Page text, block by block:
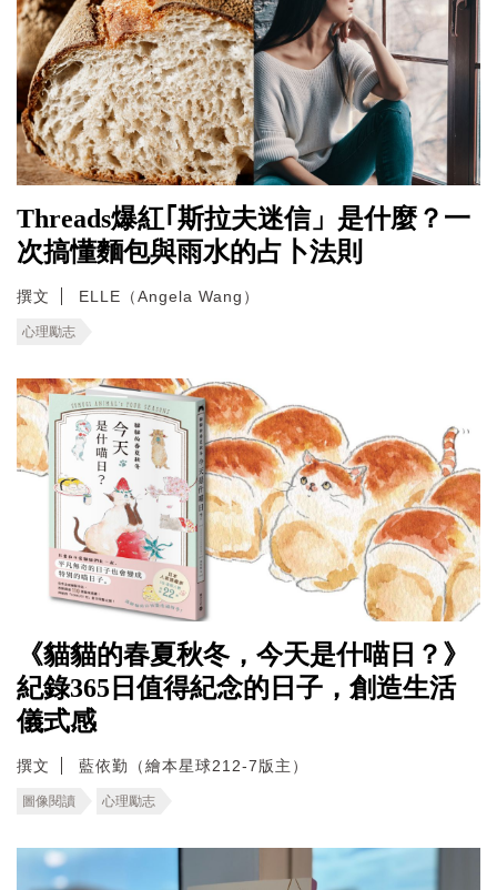
Threads爆紅｢斯拉夫迷信」是什麼？一
次搞懂麵包與雨水的占卜法則
撰文 ELLE（Angela Wang）
心理勵志
《貓貓的春夏秋冬，今天是什喵日？》
紀錄365日值得紀念的日子，創造生活
儀式感
撰文 藍依勤（繪本星球212-7版主）
圖像閱讀 心理勵志